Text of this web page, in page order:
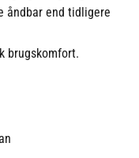
åndbar end tidligere
brugskomfort.